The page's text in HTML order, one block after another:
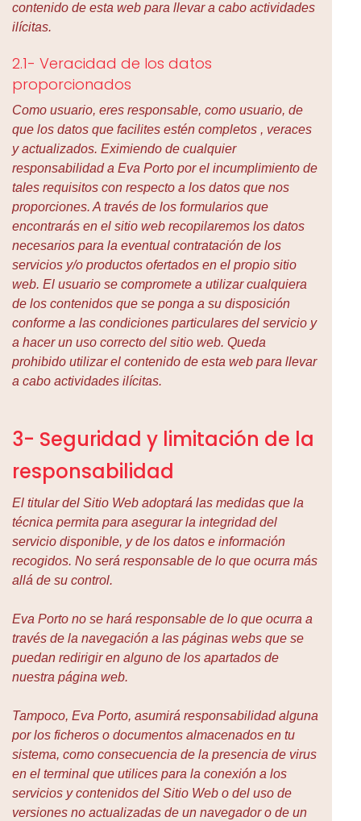
contenido de esta web para llevar a cabo actividades
ilícitas.
2.1- Veracidad de los datos
proporcionados
Como usuario, eres responsable, como usuario, de
que los datos que facilites estén completos , veraces
y actualizados. Eximiendo de cualquier
responsabilidad a Eva Porto por el incumplimiento de
tales requisitos con respecto a los datos que nos
proporciones. A través de los formularios que
encontrarás en el sitio web recopilaremos los datos
necesarios para la eventual contratación de los
servicios y/o productos ofertados en el propio sitio
web. El usuario se compromete a utilizar cualquiera
de los contenidos que se ponga a su disposición
conforme a las condiciones particulares del servicio y
a hacer un uso correcto del sitio web. Queda
prohibido utilizar el contenido de esta web para llevar
a cabo actividades ilícitas.
3- Seguridad y limitación de la
responsabilidad
El titular del Sitio Web adoptará las medidas que la
técnica permita para asegurar la integridad del
servicio disponible, y de los datos e información
recogidos. No será responsable de lo que ocurra más
allá de su control.
Eva Porto no se hará responsable de lo que ocurra a
través de la navegación a las páginas webs que se
puedan redirigir en alguno de los apartados de
nuestra página web.
Tampoco, Eva Porto, asumirá responsabilidad alguna
por los ficheros o documentos almacenados en tu
sistema, como consecuencia de la presencia de virus
en el terminal que utilices para la conexión a los
servicios y contenidos del Sitio Web o del uso de
versiones no actualizadas de un navegador o de un